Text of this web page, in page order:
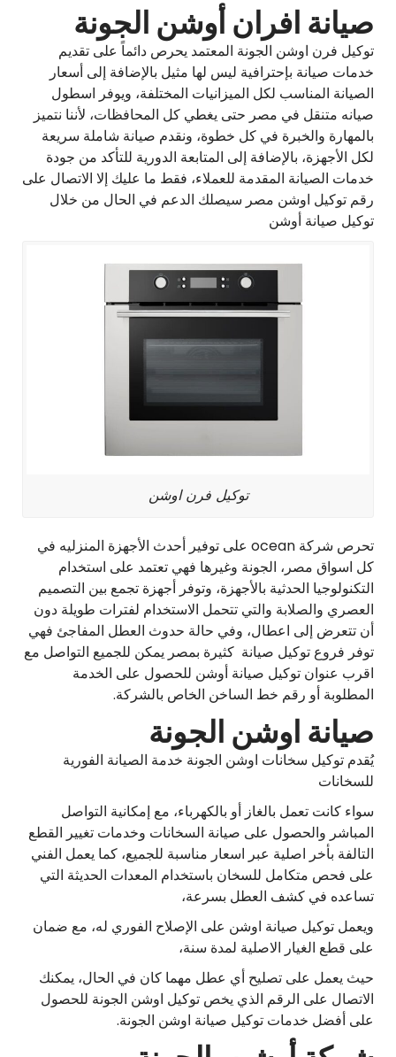
صيانة افران أوشن الجونة
توكيل فرن اوشن الجونة المعتمد يحرص دائماً على تقديم
خدمات صيانة بإحترافية ليس لها مثيل بالإضافة إلى أسعار
الصيانة المناسب لكل الميزانيات المختلفة، ويوفر اسطول
صيانه متنقل في مصر حتى يغطي كل المحافظات، لأننا نتميز
بالمهارة والخبرة في كل خطوة، ونقدم صيانة شاملة سريعة
لكل الأجهزة، بالإضافة إلى المتابعة الدورية للتأكد من جودة
خدمات الصيانة المقدمة للعملاء، فقط ما عليك إلا الاتصال على
رقم توكيل اوشن مصر سيصلك الدعم في الحال من خلال
توكيل صيانة أوشن
توكيل فرن اوشن
تحرص شركة ocean على توفير أحدث الأجهزة المنزليه في
كل اسواق مصر، الجونة وغيرها فهي تعتمد على استخدام
التكنولوجيا الحدثية بالأجهزة، وتوفر أجهزة تجمع بين التصميم
العصري والصلابة والتي تتحمل الاستخدام لفترات طويلة دون
أن تتعرض إلى اعطال، وفي حالة حدوث العطل المفاجئ فهي
توفر فروع توكيل صيانة كثيرة بمصر يمكن للجميع التواصل مع
اقرب عنوان توكيل صيانة أوشن للحصول على الخدمة
المطلوبة أو رقم خط الساخن الخاص بالشركة.
صيانة اوشن الجونة
يُقدم توكيل سخانات اوشن الجونة خدمة الصيانة الفورية
للسخانات
سواء كانت تعمل بالغاز أو بالكهرباء، مع إمكانية التواصل
المباشر والحصول على صيانة السخانات وخدمات تغيير القطع
التالفة بأخر اصلية عبر اسعار مناسبة للجميع، كما يعمل الفني
على فحص متكامل للسخان باستخدام المعدات الحديثة التي
تساعده في كشف العطل بسرعة،
ويعمل توكيل صيانة اوشن على الإصلاح الفوري له، مع ضمان
على قطع الغيار الاصلية لمدة سنة،
حيث يعمل على تصليح أي عطل مهما كان في الحال، يمكنك
الاتصال على الرقم الذي يخص توكيل اوشن الجونة للحصول
على أفضل خدمات توكيل صيانة اوشن الجونة.